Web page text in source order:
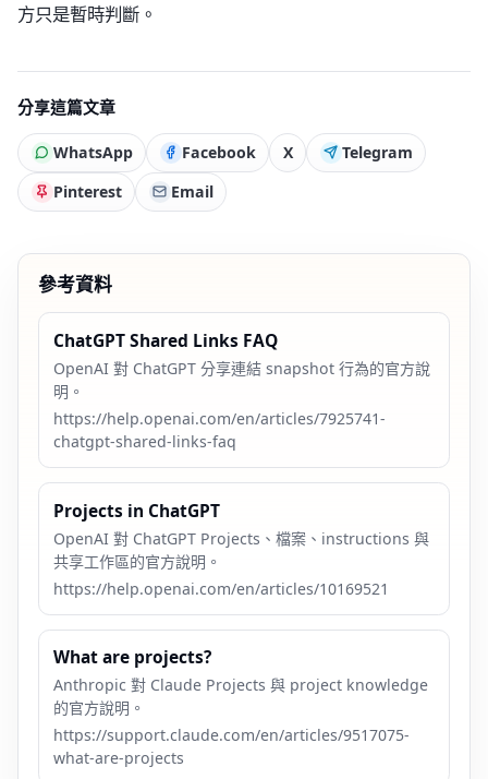
方只是暫時判斷。
分享這篇文章
WhatsApp Facebook X
Telegram
Pinterest
Email
參考資料
ChatGPT Shared Links FAQ
OpenAI 對 ChatGPT 分享連結 snapshot 行為的官方說
明。
https://help.openai.com/en/articles/7925741-
chatgpt-shared-links-faq
Projects in ChatGPT
OpenAI 對 ChatGPT Projects、檔案、instructions 與
共享工作區的官方說明。
https://help.openai.com/en/articles/10169521
What are projects?
Anthropic 對 Claude Projects 與 project knowledge
的官方說明。
https://support.claude.com/en/articles/9517075-
what-are-projects